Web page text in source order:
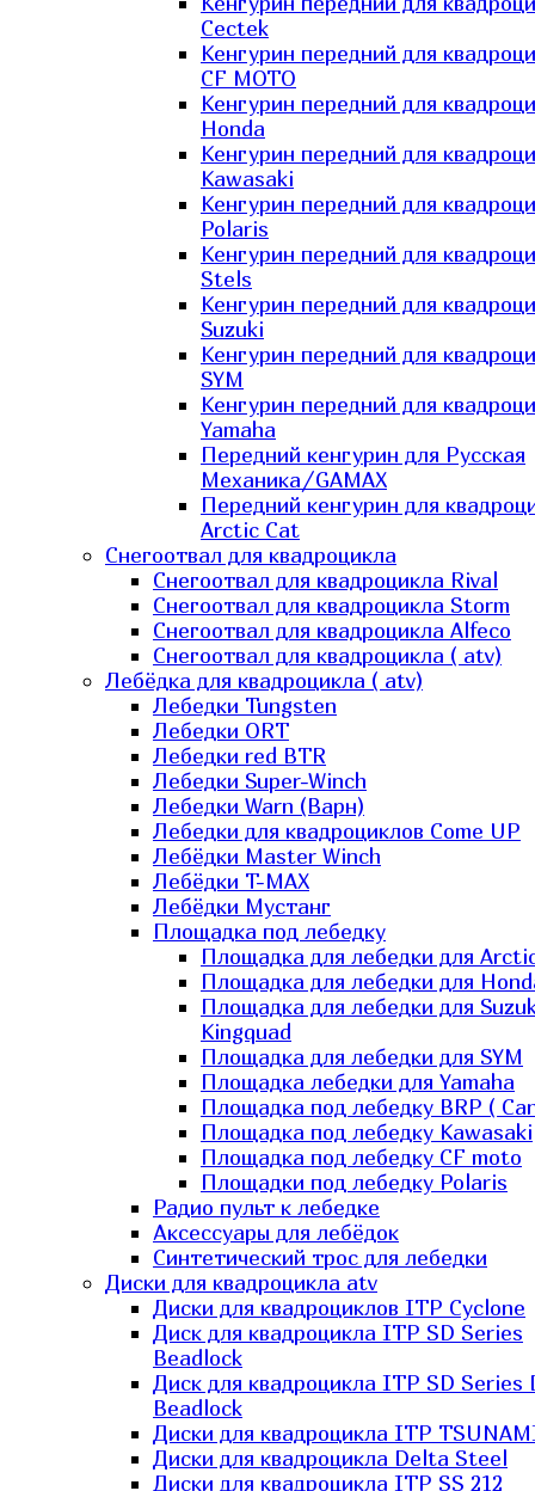
Cectek
Кенгурин передний для
CF MOTO
Кенгурин передний для
Honda
Кенгурин передний для
Kawasaki
Кенгурин передний для
Polaris
Кенгурин передний для
Stels
Кенгурин передний для
Suzuki
Кенгурин передний для
SYM
Кенгурин передний для
Yamaha
Передний кенгурин для Русская
Механика/GAMAX
Передний кенгурин для
Arctic Cat
Снегоотвал для квадроцикла
Снегоотвал для квадроцикла Rival
Снегоотвал для квадроцикла Storm
Снегоотвал для квадроцикла Alfeco
Снегоотвал для квадроцикла ( atv)
Лебёдка для квадроцикла ( atv)
Лебедки Tungsten
Лебедки ORT
Лебедки red BTR
Лебедки Super-Winch
Лебедки Warn (Варн)
Лебедки для квадроциклов Come UP
Лебёдки Master Winch
Лебёдки T-MAX
Лебёдки Мустанг
Площадка под лебедку
Площадка для лебедки для
Площадка для лебедки для
Площадка для лебедки для
Kingquad
Площадка для лебедки для SYM
Площадка лебедки для Yamaha
Площадка под лебедку BRP (
Площадка под лебедку Kawasaki
Площадка под лебедку СF moto
Площадки под лебедку Polaris
Радио пульт к лебедке
Аксессуары для лебёдок
Синтетический трос для лебедки
Диски для квадроцикла atv
Диски для квадроциклов ITP Cyclone
Диск для квадроцикла ITP SD Series
Beadlock
Диск для квадроцикла ITP SD Series
Beadlock
Диски для квадроцикла ITP
Диски для квадроцикла Delta Steel
Диски для квадроцикла ITP SS 212